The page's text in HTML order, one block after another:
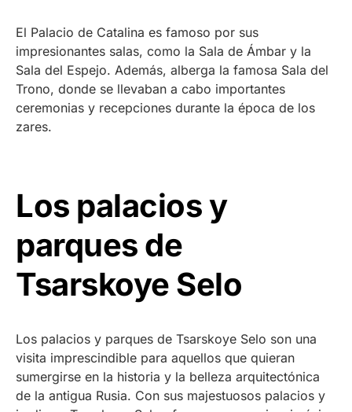
El Palacio de Catalina es famoso por sus
impresionantes salas, como la Sala de Ámbar y la
Sala del Espejo. Además, alberga la famosa Sala del
Trono, donde se llevaban a cabo importantes
ceremonias y recepciones durante la época de los
zares.
Los palacios y
parques de
Tsarskoye Selo
Los palacios y parques de Tsarskoye Selo son una
visita imprescindible para aquellos que quieran
sumergirse en la historia y la belleza arquitectónica
de la antigua Rusia. Con sus majestuosos palacios y